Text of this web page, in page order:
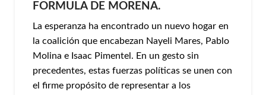
FORMULA DE MORENA.
La esperanza ha encontrado un nuevo hogar en
la coalición que encabezan Nayeli Mares, Pablo
Molina e Isaac Pimentel. En un gesto sin
precedentes, estas fuerzas políticas se unen con
el firme propósito de representar a los